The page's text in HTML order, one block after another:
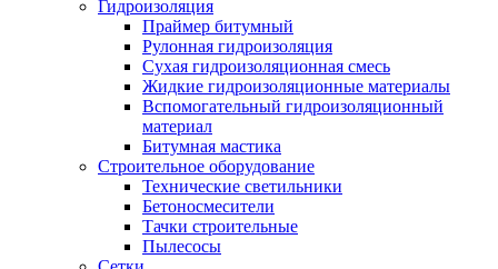
Гидроизоляция
Праймер битумный
Рулонная гидроизоляция
Сухая гидроизоляционная смесь
Жидкие гидроизоляционные материалы
Вспомогательный гидроизоляционный
материал
Битумная мастика
Строительное оборудование
Технические светильники
Бетоносмесители
Тачки строительные
Пылесосы